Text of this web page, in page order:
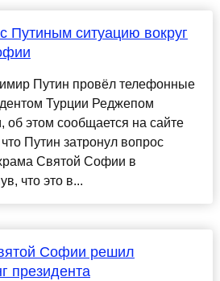
Путиным ситуацию вокруг
Путин провёл телефонные
Турции Реджепом
этом сообщается на сайте
Путин затронул вопрос
Святой Софии в
что это в...
Софии решил
президента